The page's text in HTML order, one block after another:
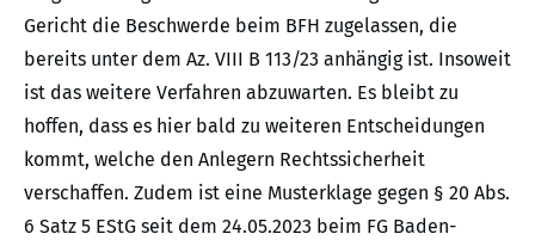
Gericht die Beschwerde beim BFH zugelassen, die
bereits unter dem Az. VIII B 113/23 anhängig ist. Insoweit
ist das weitere Verfahren abzuwarten. Es bleibt zu
hoffen, dass es hier bald zu weiteren Entscheidungen
kommt, welche den Anlegern Rechtssicherheit
verschaffen. Zudem ist eine Musterklage gegen § 20 Abs.
6 Satz 5 EStG seit dem 24.05.2023 beim FG Baden-